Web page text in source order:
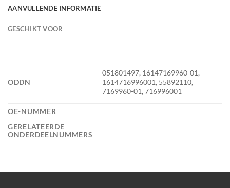
AANVULLENDE INFORMATIE
GESCHIKT VOOR
ODDN
051801497, 16147169960-01,
1614716996001, 55892110,
7169960-01, 716996001
OE-NUMMER
GERELATEERDE
ONDERDEELNUMMERS